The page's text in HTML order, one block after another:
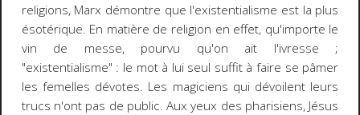
religions, Marx démontre que l'existentialisme est la plus
ésotérique. En matière de religion en effet, qu'importe le
vin de messe, pourvu qu'on ait l'ivresse ;
"existentialisme" : le mot à lui seul suffit à faire se pâmer
les femelles dévotes. Les magiciens qui dévoilent leurs
trucs n'ont pas de public. Aux yeux des pharisiens, Jésus